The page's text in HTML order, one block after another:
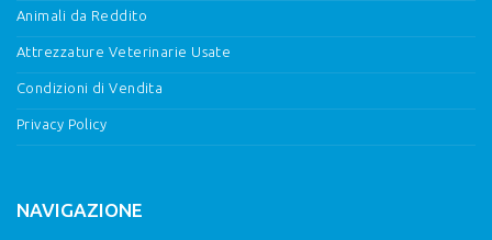
Animali da Reddito
Attrezzature Veterinarie Usate
Condizioni di Vendita
Privacy Policy
NAVIGAZIONE